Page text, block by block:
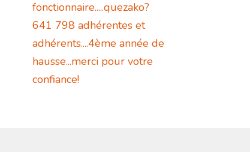
fonctionnaire.....quezako?
641 798 adhérentes et
adhérents....4ème année de
hausse...merci pour votre
confiance!